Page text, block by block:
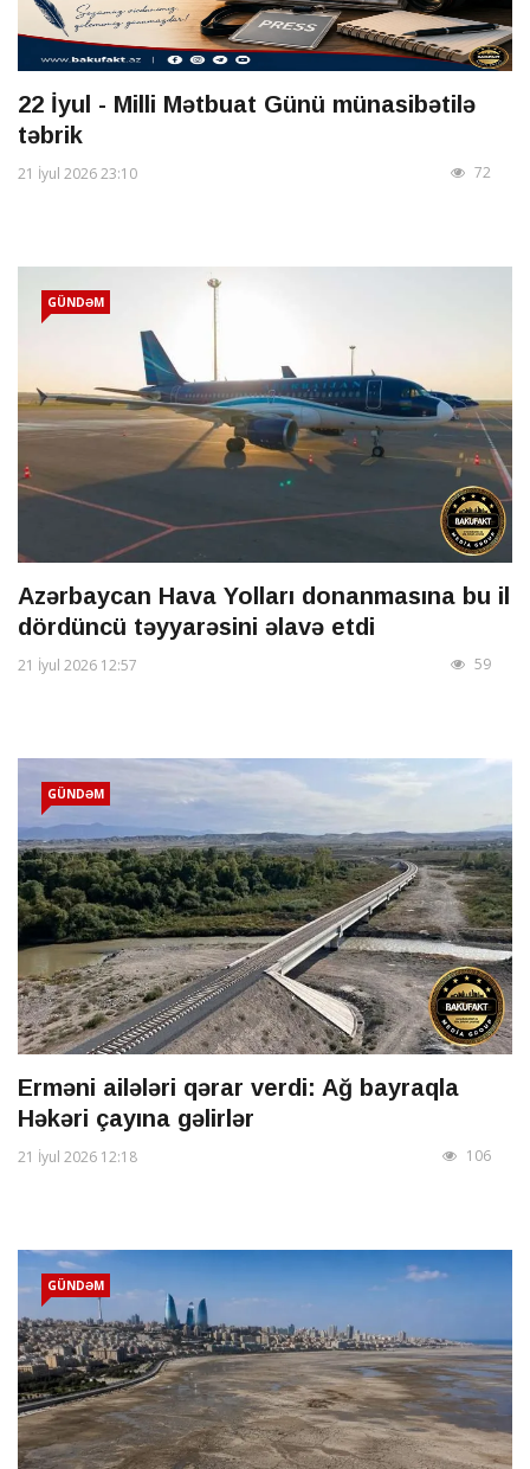
22 İyul - Milli Mətbuat Günü münasibətilə
təbrik
21 İyul 2026 23:10 72
GÜNDƏM
Azərbaycan Hava Yolları donanmasına bu il
dördüncü təyyarəsini əlavə etdi
21 İyul 2026 12:57 59
GÜNDƏM
Erməni ailələri qərar verdi: Ağ bayraqla
Həkəri çayına gəlirlər
21 İyul 2026 12:18 106
GÜNDƏM